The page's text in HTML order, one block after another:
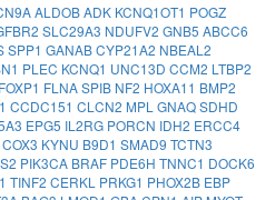
ALDOBADK KCNQ1OT1 POGZ
SLC29A3 NDUFV2 GNB5 ABCC6
SPP1 GANABCYP21A2 NBEAL2
PLEC KCNQ1 UNC13D CCM2 LTBP2
FOXP1 FLNASPIB NF2 HOXA11 BMP2
CCDC151 CLCN2 MPL GNAQSDHD
EPG5 IL2RG PORCN IDH2 ERCC4
COX3 KYNU B9D1 SMAD9 TCTN3
PIK3CA BRAF PDE6H TNNC1 DOCK6
TINF2 CERKL PRKG1 PHOX2B EBP